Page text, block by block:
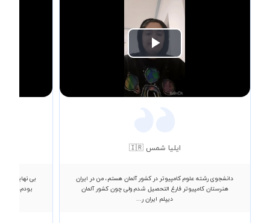
Play
Video
ایلیا شمس 🇮🇷
دانشجوی رشته علوم کامپیوتر در کشور آلمان هستم، من در ایران
هنرستان کامپیوتر فارغ التحصیل شدم ولی چون کشور آلمان
دیپلم ایران ر...
بودم،